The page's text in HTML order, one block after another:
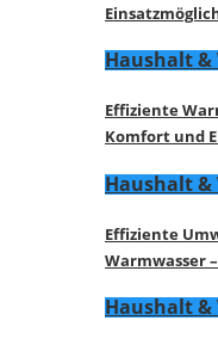
Haushalt &
Effiziente
Komfort und
Haushalt &
Effiziente
Warmwasser
Haushalt &